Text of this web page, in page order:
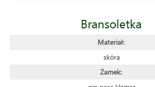
Bransoletka
Materiał:
skóra
Zamek: